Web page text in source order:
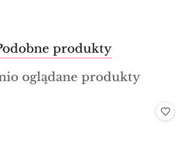
produktówprodukty
oglądane produkty